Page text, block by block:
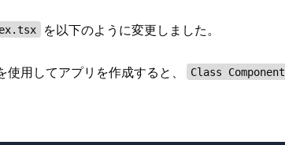
を以下のように変更しました。
用してアプリを作成すると、 Class Component